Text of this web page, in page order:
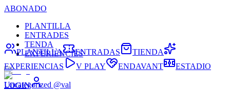
ABONADO
PLANTILLA
ENTRADES
TENDA
EXPERIÈNCIES
LOGIN
PLANTILLA ENTRADAS
TIENDA
EXPERIENCIAS
V PLAY ENDAVANT ESTADIO
Uncategorized @val